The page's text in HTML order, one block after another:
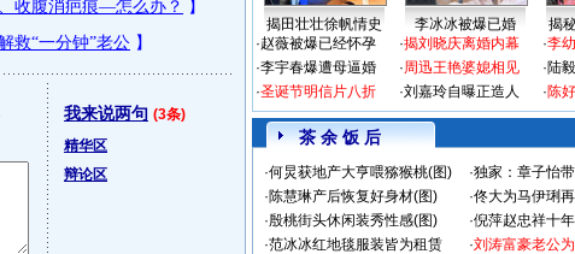
我来说两句 (3条)
精华区
辩论区
揭田壮壮徐帆情史 李冰冰被爆已婚
揭
·赵薇被爆已经怀孕
·李宇春爆遭母逼婚
·圣诞节明信片八折
·揭刘晓庆离婚内幕
·周迅王艳婆媳相见
·刘嘉玲自曝正造人
·李
·陆
·陈
茶 余 饭 后
·何炅获地产大亨喂猕猴桃(图) ·独家：章子怡
·陈慧琳产后恢复好身材(图) ·佟大为马伊琍
·殷桃街头休闲装秀性感(图) ·倪萍赵忠祥十
·范冰冰红地毯服装皆为租赁 ·刘涛富豪老公